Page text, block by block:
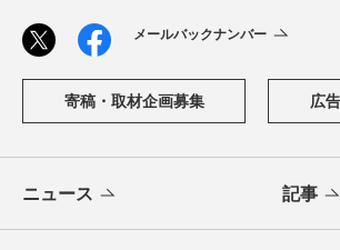
メールバックナンバー
寄稿・取材企画募集 広
ニュース 記事